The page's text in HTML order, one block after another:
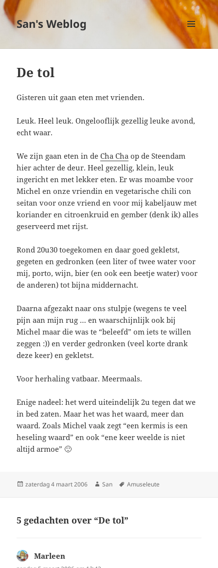
San's Weblog
MENU
EN
De tol
Gisteren uit gaan eten met vrienden.
Leuk. Heel leuk. Ongelooflijk gezellig leuke avond,
echt waar.
We zijn gaan eten in deCha Cha op de Steendam
hier achter de deur. Heel gezellig, klein, leuk
ingericht en met lekker eten. Er was moambe voor
Michel en onze vriendin en vegetarische chili con
seitan voor onze vriend en voor mij kabeljauw met
koriander en citroenkruid en gember (denk ik) alles
geserveerd met rijst.
Rond 20u30 toegekomen en daar goed gekletst,
gegeten en gedronken (een liter of twee water voor
mij, porto, wijn, bier (en ook een beetje water) voor
de anderen) tot bijna middernacht.
Daarna afgezakt naar ons stulpje (wegens te veel
pijn aan mijn rug … en waarschijnlijk ook bij
Michel maar die was te “beleefd” om iets te willen
zeggen :)) en verder gedronken (veel korte drank
deze keer) en gekletst.
Voor herhaling vatbaar. Meermaals.
Enige nadeel: het werd uiteindelijk 2u tegen dat we
in bed zaten. Maar het was het waard, meer dan
waard. Zoals Michel vaak zegt “een kermis is een
heseling waard” en ook “ene keer weelde is niet
altijd armoe” 🙂
Geplaatst
zaterdag 4 maart 2006 Auteur
San Tags
Amuseleute
5 gedachten over “De tol”
Marleen